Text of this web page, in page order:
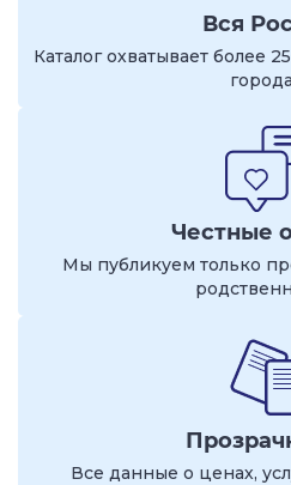
Вся
Каталог охватывает более
Честные
Мы публикуем только
Все данные о ценах,